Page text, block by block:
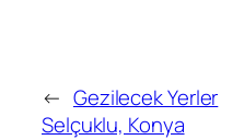
← Gezilecek Yerler
Selçuklu, Konya